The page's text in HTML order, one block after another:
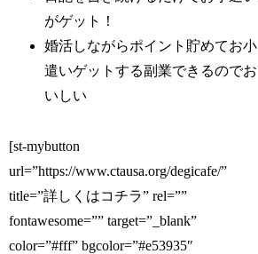
がゲット！
婚活しながらポイント貯めてお小
遣いゲットする副業できるのでお
いしい
[st-mybutton
url=”https://www.ctausa.org/degicafe/”
title=”詳しくはコチラ” rel=””
fontawesome=”” target=”_blank”
color=”#fff” bgcolor=”#e53935″